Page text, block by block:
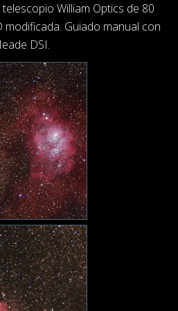
William Optics de 80
modificada. Guiado manual con
DSI.